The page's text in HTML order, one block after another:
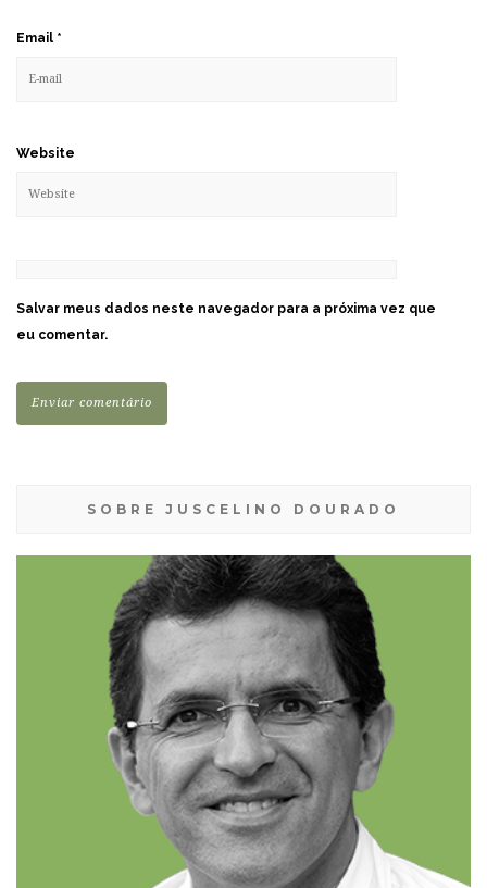
Email *
Website
Salvar meus dados neste navegador para a próxima vez que
eu comentar.
SOBRE JUSCELINO DOURADO